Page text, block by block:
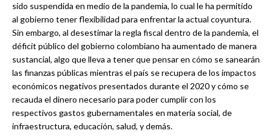
sido suspendida en medio de la pandemia, lo cual le ha permitido
al gobierno tener flexibilidad para enfrentar la actual coyuntura.
Sin embargo, al desestimar la regla fiscal dentro de la pandemia, el
déficit público del gobierno colombiano ha aumentado de manera
sustancial, algo que lleva a tener que pensar en cómo se sanearán
las finanzas públicas mientras el país se recupera de los impactos
económicos negativos presentados durante el 2020 y cómo se
recauda el dinero necesario para poder cumplir con los
respectivos gastos gubernamentales en materia social, de
infraestructura, educación, salud, y demás.